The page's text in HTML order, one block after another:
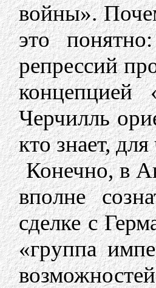
войны».
это
репрессий
концепцией
Черчилль
кто знает,
Конечно, в
вполне
сделке с
«группа